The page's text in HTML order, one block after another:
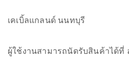
เคเบิ้ลแกลนด์ นนทบุรี
ผู้ใช้งานสามารถนัดรับสินค้าได้